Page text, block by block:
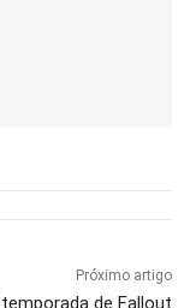
Próximo artigo
temporada de Fallout